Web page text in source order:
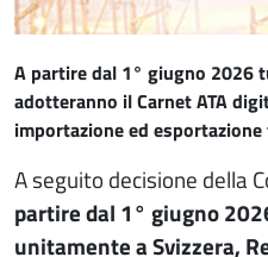
A partire dal 1° giugno 2026
adotteranno il Carnet ATA
importazione ed
A seguito decisione della
partire dal 1° giugno
unitamente a Svizzera,